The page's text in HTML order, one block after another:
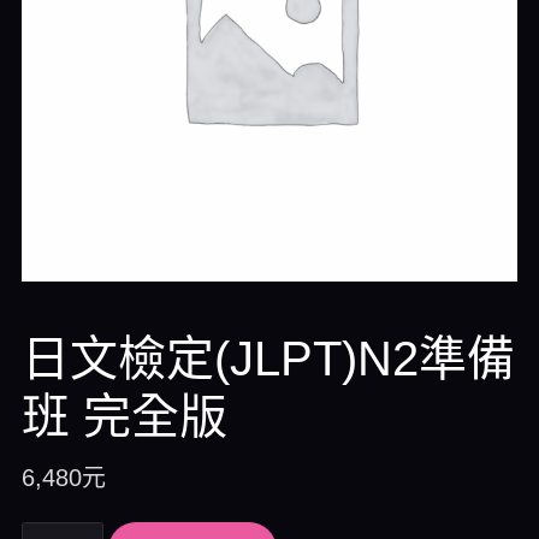
日文檢定(JLPT)N2準備
班 完全版
6,480元